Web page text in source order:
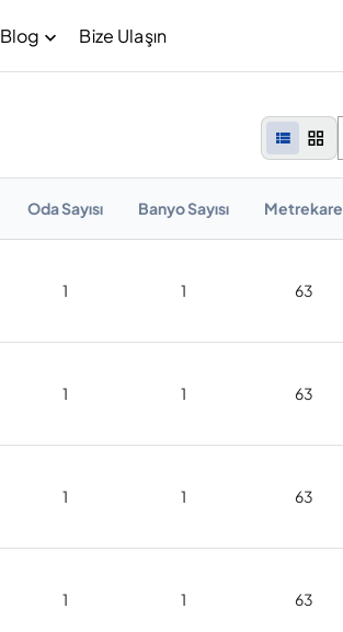
Blog Bize Ulaşın
Oda Sayısı Banyo Sayısı Metrekare
1 1 63
1 1 63
1 1 63
1 1 63